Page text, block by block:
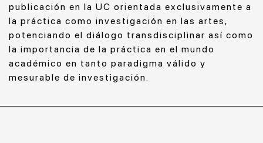
publicación en la UC orientada exclusivamente a
la práctica como investigación en las artes,
potenciando el diálogo transdisciplinar así como
la importancia de la práctica en el mundo
académico en tanto paradigma válido y
mesurable de investigación.